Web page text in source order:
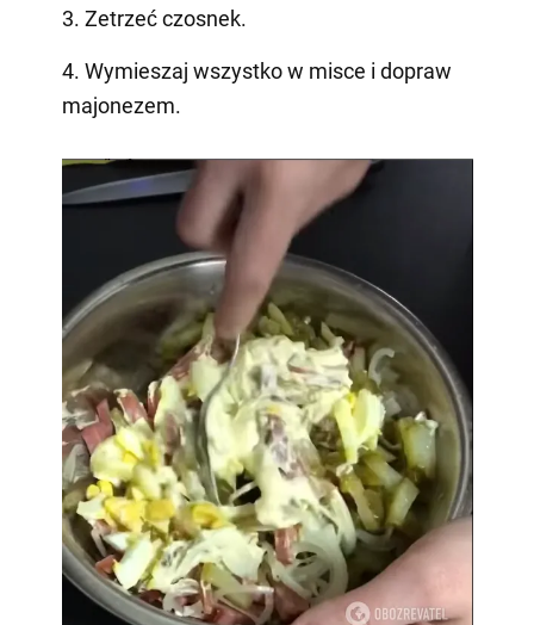
3. Zetrzeć czosnek.
4. Wymieszaj wszystko w misce i dopraw
majonezem.